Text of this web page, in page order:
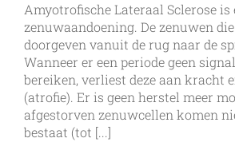
Amyotrofische Lateraal Sclerose is
zenuwaandoening. De zenuwen
doorgeven vanuit de rug naar de
Wanneer er een periode geen
bereiken, verliest deze aan kracht
(atrofie). Er is geen herstel meer
afgestorven zenuwcellen komen
bestaat (tot [...]